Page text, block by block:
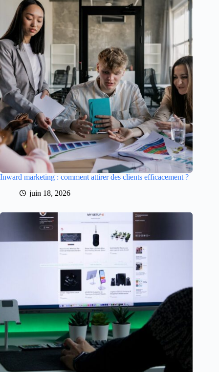
Inward marketing : comment attirer des clients efficacement ?
juin 18, 2026